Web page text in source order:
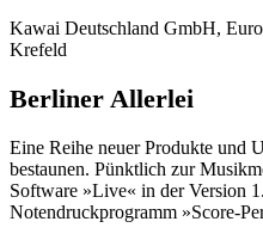
Kawai Deutschland GmbH,
Krefeld
Berliner Allerlei
Eine Reihe neuer Produkte und
bestaunen. Pünktlich zur
Software »Live« in der Version
Notendruckprogramm »Score-